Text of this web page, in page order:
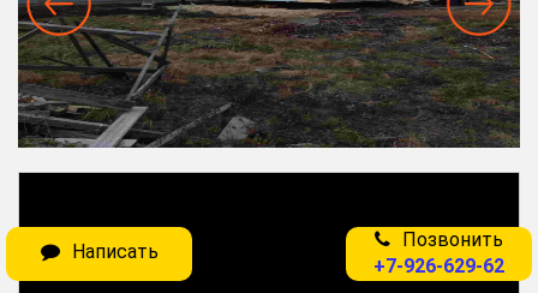
Позвонить
+7-926-629-62
Написать